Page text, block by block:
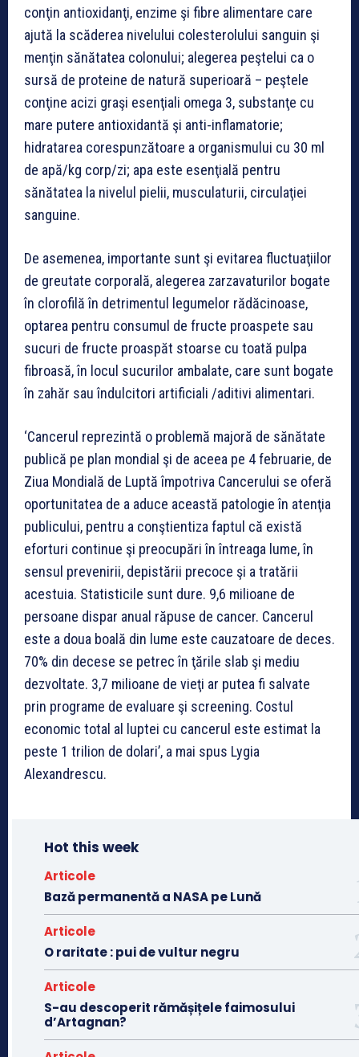
conţin antioxidanţi, enzime şi fibre alimentare care
ajută la scăderea nivelului colesterolului sanguin şi
menţin sănătatea colonului; alegerea peştelui ca o
sursă de proteine de natură superioară – peştele
conţine acizi graşi esenţiali omega 3, substanţe cu
mare putere antioxidantă şi anti-inflamatorie;
hidratarea corespunzătoare a organismului cu 30 ml
de apă/kg corp/zi; apa este esenţială pentru
sănătatea la nivelul pielii, musculaturii, circulaţiei
sanguine.
De asemenea, importante sunt şi evitarea fluctuaţiilor
de greutate corporală, alegerea zarzavaturilor bogate
în clorofilă în detrimentul legumelor rădăcinoase,
optarea pentru consumul de fructe proaspete sau
sucuri de fructe proaspăt stoarse cu toată pulpa
fibroasă, în locul sucurilor ambalate, care sunt bogate
în zahăr sau îndulcitori artificiali /aditivi alimentari.
‘Cancerul reprezintă o problemă majoră de sănătate
publică pe plan mondial şi de aceea pe 4 februarie, de
Ziua Mondială de Luptă împotriva Cancerului se oferă
oportunitatea de a aduce această patologie în atenţia
publicului, pentru a conştientiza faptul că există
eforturi continue şi preocupări în întreaga lume, în
sensul prevenirii, depistării precoce şi a tratării
acestuia. Statisticile sunt dure. 9,6 milioane de
persoane dispar anual răpuse de cancer. Cancerul
este a doua boală din lume este cauzatoare de deces.
70% din decese se petrec în ţările slab şi mediu
dezvoltate. 3,7 milioane de vieţi ar putea fi salvate
prin programe de evaluare şi screening. Costul
economic total al luptei cu cancerul este estimat la
peste 1 trilion de dolari’, a mai spus Lygia
Alexandrescu.
Hot this week
Articole
Bază permanentă a NASA pe Lună
Articole
O raritate : pui de vultur negru
Articole
S-au descoperit rămășițele faimosului
d’Artagnan?